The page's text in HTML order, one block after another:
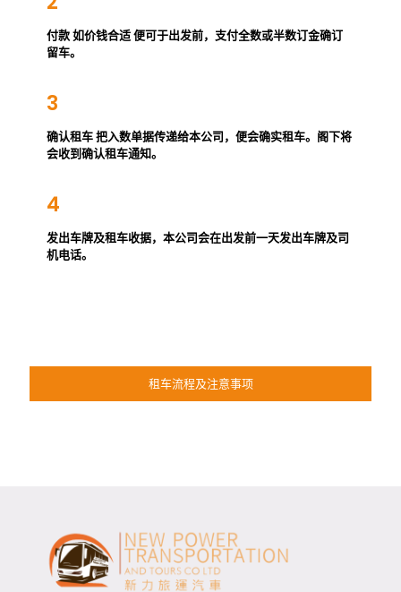
付款 如价钱合适 便可于出发前，支付全数或半数订金确订
留车。
3
确认租车 把入数单据传递给本公司，便会确实租车。阁下将
会收到确认租车通知。
4
发出车牌及租车收据，本公司会在出发前一天发出车牌及司
机电话。
租车流程及注意事项